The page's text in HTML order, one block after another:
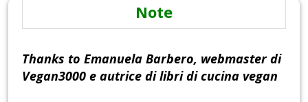
Note
Thanks to Emanuela Barbero, webmaster di
Vegan3000 e autrice di libri di cucina vegan